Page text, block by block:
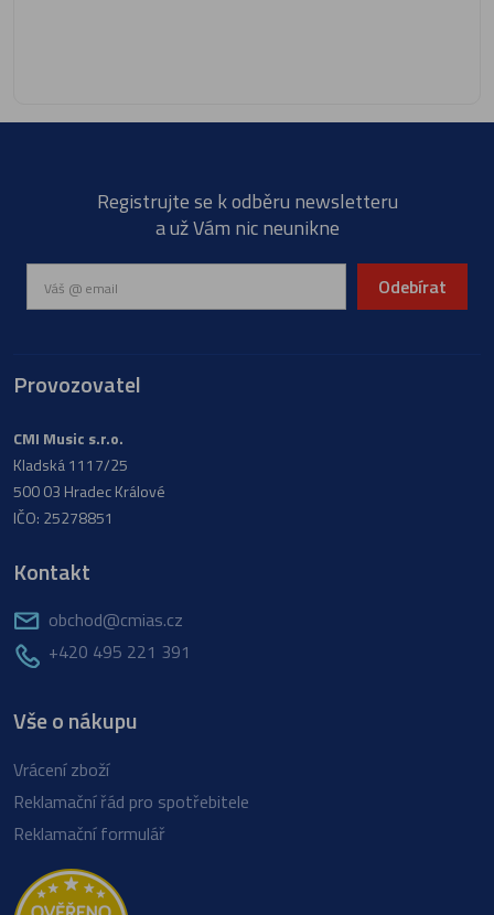
Registrujte se k odběru newsletteru
a už Vám nic neunikne
Odebírat
Provozovatel
CMI Music s.r.o.
Kladská 1117/25
500 03 Hradec Králové
IČO: 25278851
Kontakt
obchod@cmias.cz
+420 495 221 391
Vše o nákupu
Vrácení zboží
Reklamační řád pro spotřebitele
Reklamační formulář